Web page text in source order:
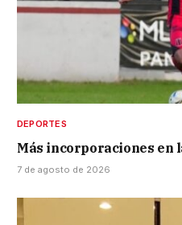
DEPORTES
Más incorporaciones en
7 de agosto de 2026